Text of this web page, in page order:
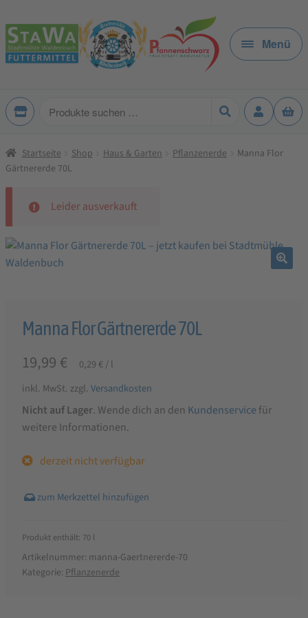
Zur
Navigation
springen
Zum
Inhalt
springen
Menü
Produkte
Startseite Shop Haus & Garten Pflanzenerde
Manna Flor
Gärtnererde 70L
Leider ausverkauft
Manna Flor Gärtnererde 70L
19,99 € 0,29 €/l
inkl. MwSt. zzgl. Versandkosten
Nicht auf Lager. Wende dich an den Kundenservice für
weitere Informationen.
derzeit nicht verfügbar
Produkt enthält: 70 l
Artikelnummer: manna-Gaertnererde-70
Kategorie: Pflanzenerde